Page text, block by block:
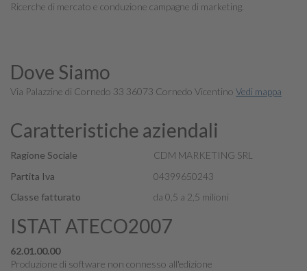
Ricerche di mercato e conduzione campagne di marketing.
Dove Siamo
Via Palazzine di Cornedo 33 36073 Cornedo Vicentino Vedi mappa
Caratteristiche aziendali
Ragione Sociale
CDM MARKETING SRL
Partita Iva
04399650243
Classe fatturato
da 0,5 a 2,5 milioni
ISTAT ATECO2007
62.01.00.00
Produzione di software non connesso all'edizione